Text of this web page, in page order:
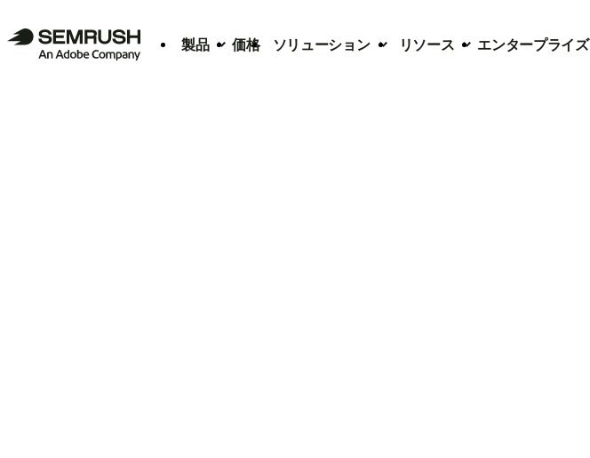
製品 価格 ソリューション リソース エンタープライズ